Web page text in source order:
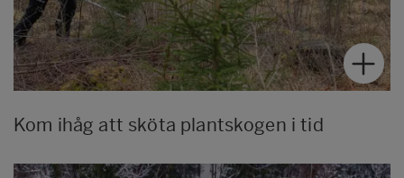
Kom ihåg att sköta plantskogen i tid